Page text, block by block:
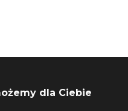
dla Ciebie